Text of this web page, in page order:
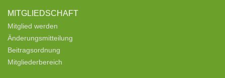
MITGLIEDSCHAFT
Mitglied werden
Änderungsmitteilung
Beitragsordnung
Mitgliederbereich